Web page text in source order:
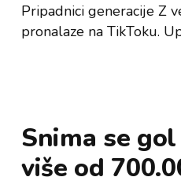
Pripadnici generacije Z
pronalaze na TikToku.
Snima se
više od